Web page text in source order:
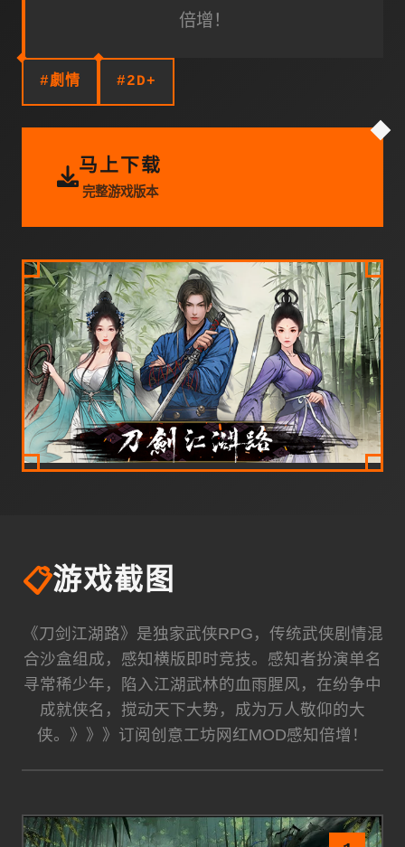
倍增！
#劇情 #2D+
马上下载
完整游戏版本
📋游戏截图
《刀剑江湖路》是独家武侠RPG，传统武侠剧情混
合沙盒组成，感知横版即时竞技。感知者扮演单名
寻常稀少年，陷入江湖武林的血雨腥风，在纷争中
成就侠名，搅动天下大势，成为万人敬仰的大
侠。》》》订阅创意工坊网红MOD感知倍增！